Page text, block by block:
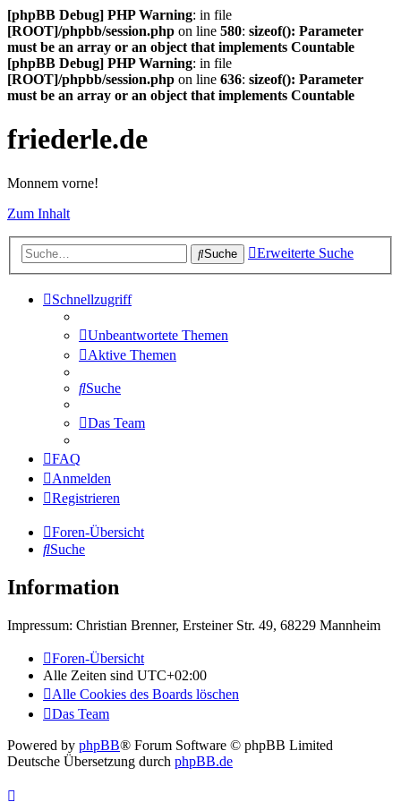
[phpBB Debug] PHP Warning: in file
[ROOT]/phpbb/session.php on line 580: sizeof(): Parameter
must be an array or an object that implements Countable
[phpBB Debug] PHP Warning: in file
[ROOT]/phpbb/session.php on line 636: sizeof(): Parameter
must be an array or an object that implements Countable
friederle.de
Monnem vorne!
Zum Inhalt
Suche Erweiterte Suche
Schnellzugriff
Unbeantwortete Themen
Aktive Themen
Suche
Das Team
FAQ
Anmelden
Registrieren
Foren-Übersicht
Suche
Information
Impressum: Christian Brenner, Ersteiner Str. 49, 68229 Mannheim
Foren-Übersicht
Alle Zeiten sind UTC+02:00
Alle Cookies des Boards löschen
Das Team
Powered by phpBB® Forum Software © phpBB Limited
Deutsche Übersetzung durch phpBB.de